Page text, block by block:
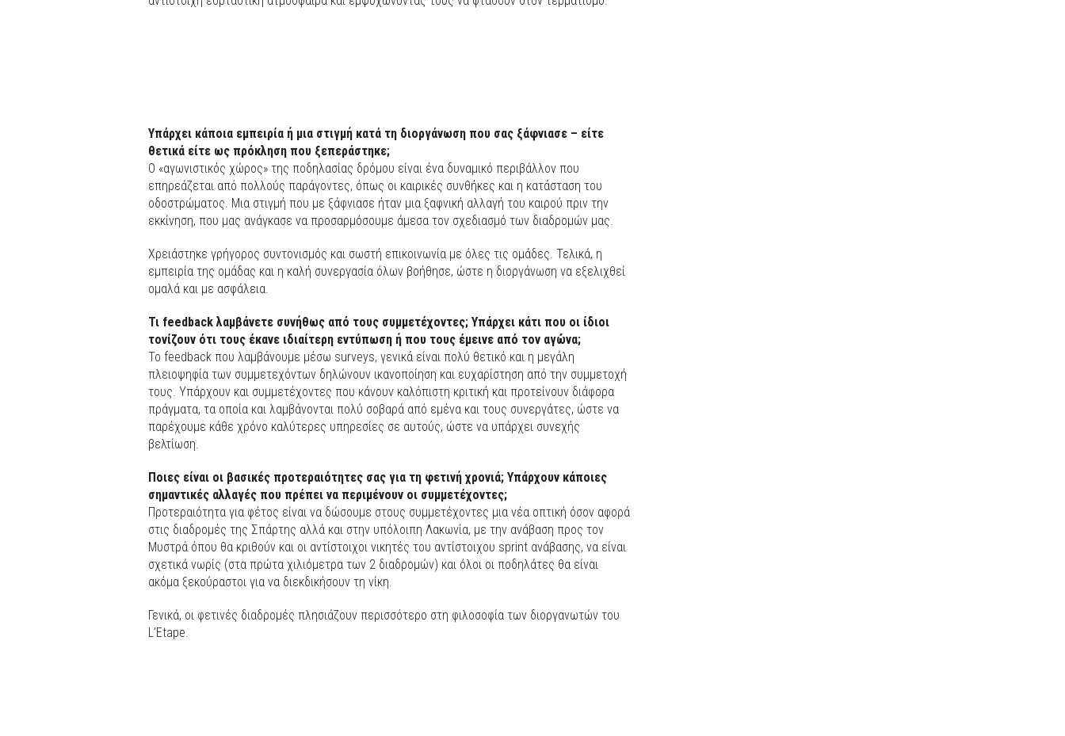
Υπάρχει κάποια εμπειρία ή μια στιγμή κατά τη διοργάνωση που σας ξάφνιασε – είτε
θετικά είτε ως πρόκληση που ξεπεράστηκε;
Ο «αγωνιστικός χώρος» της ποδηλασίας δρόμου είναι ένα δυναμικό περιβάλλον που
επηρεάζεται από πολλούς παράγοντες, όπως οι καιρικές συνθήκες και η κατάσταση του
οδοστρώματος. Μια στιγμή που με ξάφνιασε ήταν μια ξαφνική αλλαγή του καιρού πριν την
εκκίνηση, που μας ανάγκασε να προσαρμόσουμε άμεσα τον σχεδιασμό των διαδρομών μας.
Χρειάστηκε γρήγορος συντονισμός και σωστή επικοινωνία με όλες τις ομάδες. Τελικά, η
εμπειρία της ομάδας και η καλή συνεργασία όλων βοήθησε, ώστε η διοργάνωση να εξελιχθεί
ομαλά και με ασφάλεια.
Τι feedback λαμβάνετε συνήθως από τους συμμετέχοντες; Υπάρχει κάτι που οι ίδιοι
τονίζουν ότι τους έκανε ιδιαίτερη εντύπωση ή που τους έμεινε από τον αγώνα;
Το feedback που λαμβάνουμε μέσω surveys, γενικά είναι πολύ θετικό και η μεγάλη
πλειοψηφία των συμμετεχόντων δηλώνουν ικανοποίηση και ευχαρίστηση από την συμμετοχή
τους. Υπάρχουν και συμμετέχοντες που κάνουν καλόπιστη κριτική και προτείνουν διάφορα
πράγματα, τα οποία και λαμβάνονται πολύ σοβαρά από εμένα και τους συνεργάτες, ώστε να
παρέχουμε κάθε χρόνο καλύτερες υπηρεσίες σε αυτούς, ώστε να υπάρχει συνεχής
βελτίωση.
Ποιες είναι οι βασικές προτεραιότητες σας για τη φετινή χρονιά; Υπάρχουν κάποιες
σημαντικές αλλαγές που πρέπει να περιμένουν οι συμμετέχοντες;
Προτεραιότητα για φέτος είναι να δώσουμε στους συμμετέχοντες μια νέα οπτική όσον αφορά
στις διαδρομές της Σπάρτης αλλά και στην υπόλοιπη Λακωνία, με την ανάβαση προς τον
Μυστρά όπου θα κριθούν και οι αντίστοιχοι νικητές του αντίστοιχου sprint ανάβασης, να είναι
σχετικά νωρίς (στα πρώτα χιλιόμετρα των 2 διαδρομών) και όλοι οι ποδηλάτες θα είναι
ακόμα ξεκούραστοι για να διεκδικήσουν τη νίκη.
Γενικά, οι φετινές διαδρομές πλησιάζουν περισσότερο στη φιλοσοφία των διοργανωτών του
L’Etape.